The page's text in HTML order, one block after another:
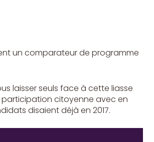
un comparateur de programme
laisser seuls face à cette liasse
citoyenne avec en
disaient déjà en 2017.